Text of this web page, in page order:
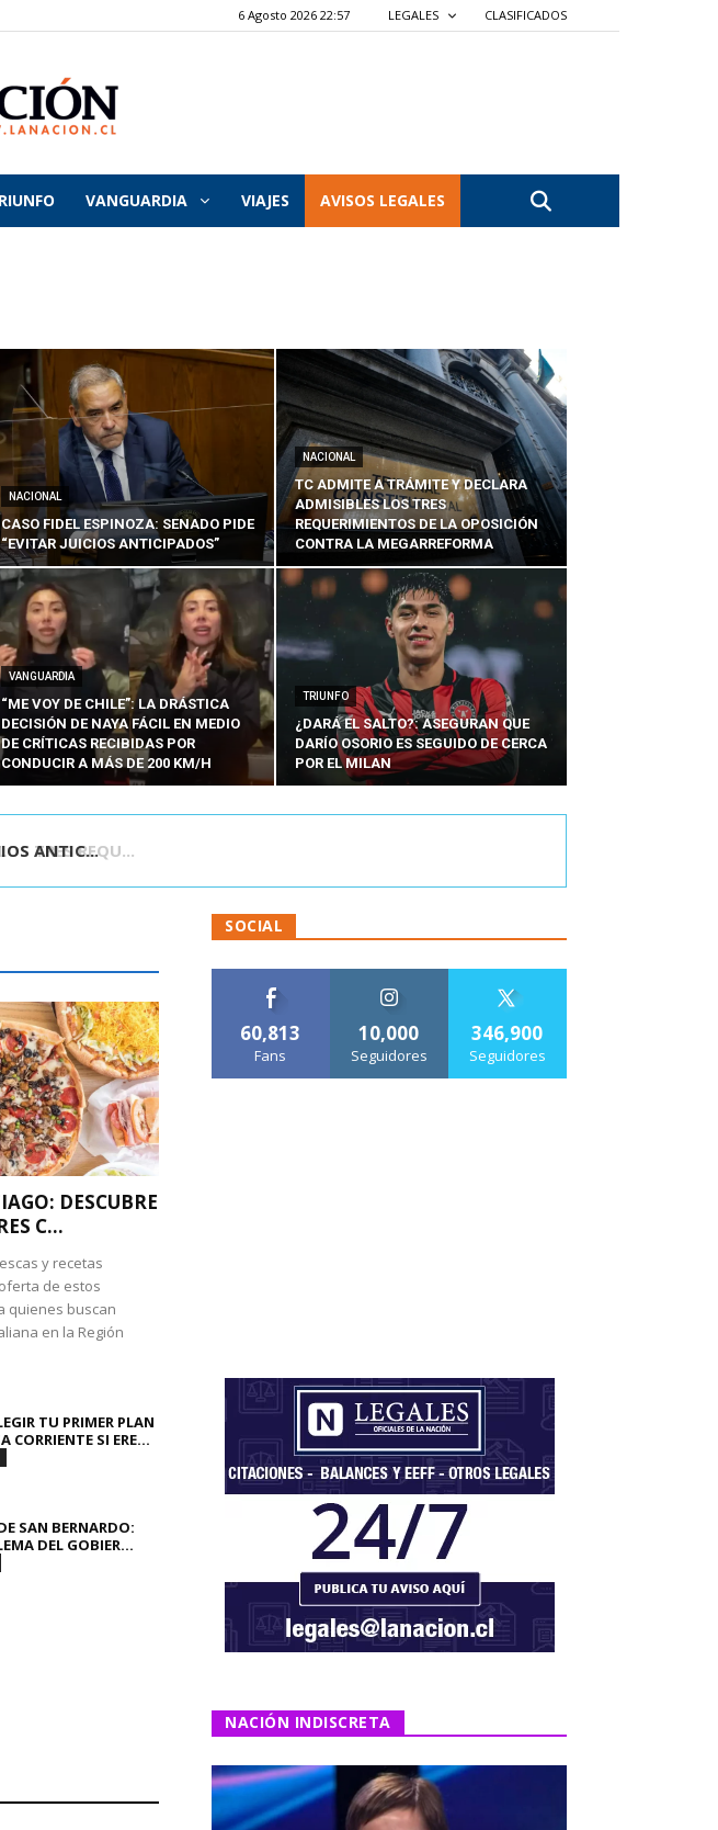
6 Agosto 2026 22:57 LEGALES CLASIFICADOS
VANGUARDIA VIAJES AVISOS LEGALES
NACIONAL
CASO FIDEL ESPINOZA: SENADO PIDE
“EVITAR JUICIOS ANTICIPADOS”
NACIONAL
TC ADMITE A TRÁMITE Y DECLARA
ADMISIBLES LOS TRES
REQUERIMIENTOS DE LA OPOSICIÓN
CONTRA LA MEGARREFORMA
VANGUARDIA
“ME VOY DE CHILE”: LA DRÁSTICA
DECISIÓN DE NAYA FÁCIL EN MEDIO
DE CRÍTICAS RECIBIDAS POR
CONDUCIR A MÁS DE 200 KM/H
TRIUNFO
¿DARÁ EL SALTO?: ASEGURAN QUE
DARÍO OSORIO ES SEGUIDO DE CERCA
POR EL MILAN
TRES REQU...
DESCUBRE
C...
y recetas
de estos
quienes buscan
en la Región
TU PRIMER PLAN
CORRIENTE SI ERE...
SAN BERNARDO:
DEL GOBIER...
SOCIAL
60,813
Fans
10,000
Seguidores
346,900
Seguidores
NACIÓN INDISCRETA